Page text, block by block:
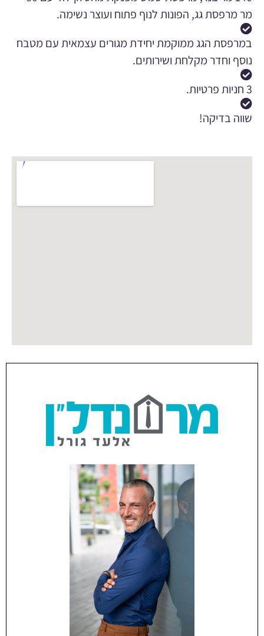
מר מרפסת גג, הפונות לנוף פתוח ועוצר נשימה.
במרפסת הגג ממוקמת יחידת מגורים עצמאית עם מטבח
נוסף וחדר מקלחת ושירותים.
3 חניות פרטיות.
שווה בדיקה!